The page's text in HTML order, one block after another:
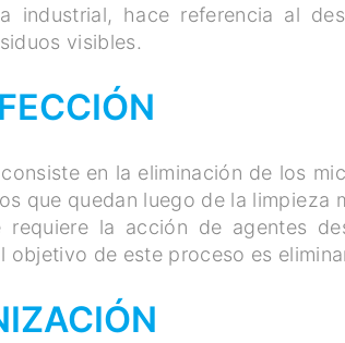
industrial, hace referencia al
visibles.
en la eliminación de los
que quedan luego de la limpieza
requiere la acción de agentes
objetivo de este proceso es